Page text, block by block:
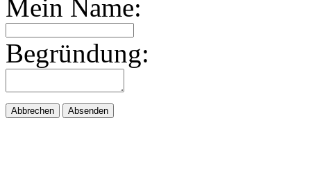
Mein Name:
Begründung:
Abbrechen Absenden